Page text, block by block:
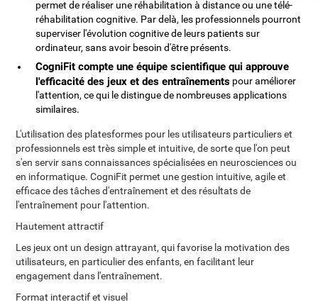
permet de réaliser une réhabilitation à distance ou une télé-
réhabilitation cognitive. Par delà, les professionnels pourront
superviser l'évolution cognitive de leurs patients sur
ordinateur, sans avoir besoin d'être présents.
CogniFit compte une équipe scientifique qui approuve
l'efficacité des jeux et des entraînements pour améliorer
l'attention, ce qui le distingue de nombreuses applications
similaires.
L'utilisation des platesformes pour les utilisateurs particuliers et
professionnels est très simple et intuitive, de sorte que l'on peut
s'en servir sans connaissances spécialisées en neurosciences ou
en informatique. CogniFit permet une gestion intuitive, agile et
efficace des tâches d'entraînement et des résultats de
l'entraînement pour l'attention.
Hautement attractif
Les jeux ont un design attrayant, qui favorise la motivation des
utilisateurs, en particulier des enfants, en facilitant leur
engagement dans l'entraînement.
Format interactif et visuel